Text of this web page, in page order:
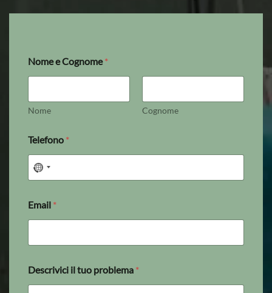
Nome e Cognome*
Nome Cognome
Telefono *
Email *
Descrivici il tuo problema *